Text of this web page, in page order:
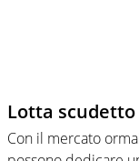
Lotta scudetto
Con il mercato